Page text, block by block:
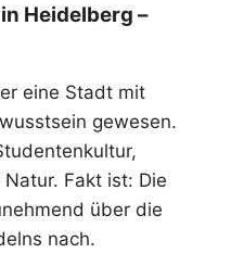
Heidelberg –
eine Stadt mit
gewesen.
Fakt ist: Die
über die
nach.